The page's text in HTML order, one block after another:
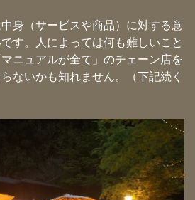
身（サービスや商品）に対する意
す。人によっては何も難しいこと
ニュアルが全て」のチェーン店を
ないかも知れません。（下記続く